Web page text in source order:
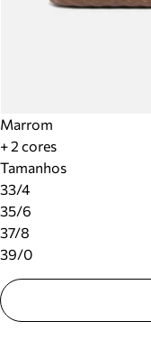
Marrom
+ 2 cores
Tamanhos
33/4
35/6
37/8
39/0